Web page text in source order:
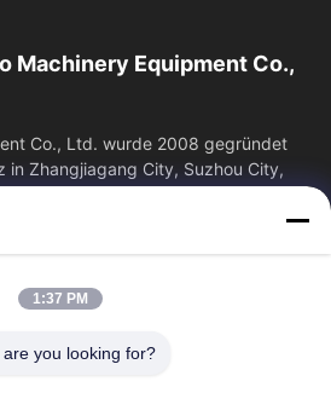
Machinery Equipment Co.,
Co., Ltd. wurde 2008 gegründet
in Zhangjiagang City, Suzhou City,
Über Uns
Qualitätskontrolle
1:37 PM
you looking for?